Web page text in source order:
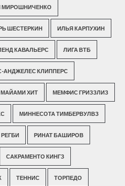
МИРОШНИЧЕНКО
ШЕСТЕРКИН ИЛЬЯ КАРПУХИН
КАВАЛЬЕРС ЛИГА ВТБ
АНДЖЕЛЕС КЛИППЕРС
МАЙАМИ ХИТ МЕМФИС ГРИЗЗЛИЗ
МИННЕСОТА ТИМБЕРВУЛВЗ
РЕГБИ РИНАТ БАШИРОВ
САКРАМЕНТО КИНГЗ
ТЕННИС ТОРПЕДО